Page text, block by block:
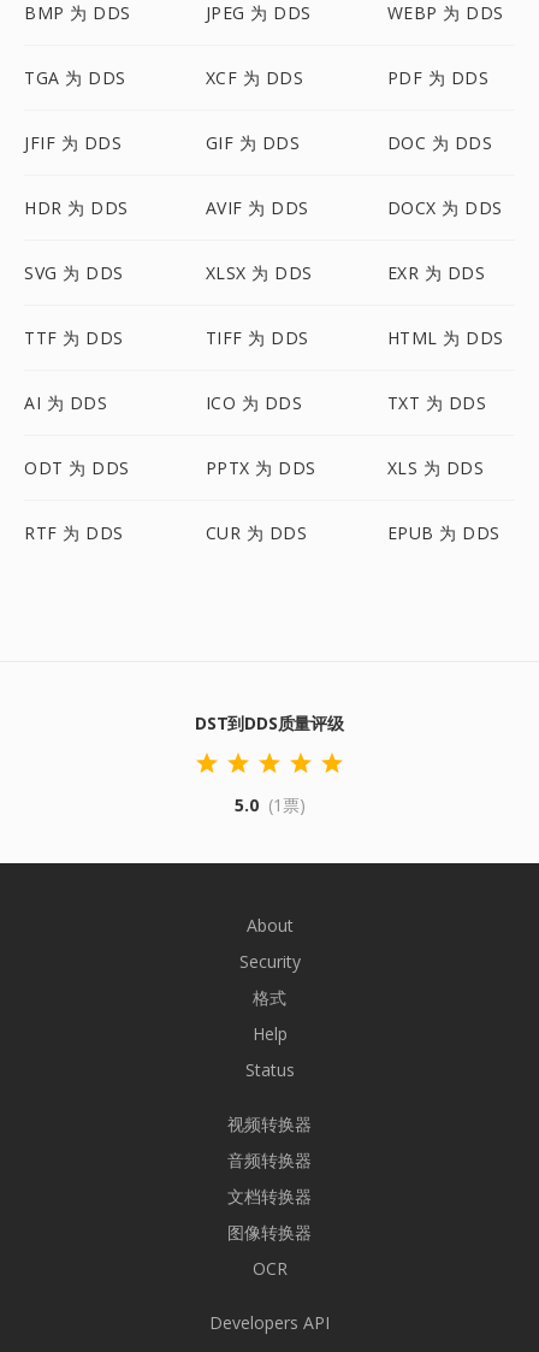
BMP 为 DDS JPEG 为 DDS WEBP 为 DDS
TGA 为 DDS XCF 为 DDS PDF 为 DDS
JFIF 为 DDS GIF 为 DDS DOC 为 DDS
HDR 为 DDS AVIF 为 DDS DOCX 为 DDS
SVG 为 DDS XLSX 为 DDS EXR 为 DDS
TTF 为 DDS TIFF 为 DDS HTML 为 DDS
AI 为 DDS ICO 为 DDS TXT 为 DDS
ODT 为 DDS PPTX 为 DDS XLS 为 DDS
RTF 为 DDS CUR 为 DDS EPUB 为 DDS
DST到DDS质量评级
5.0 (1票)
About
Security
格式
Help
Status
视频转换器
音频转换器
文档转换器
图像转换器
OCR
Developers API